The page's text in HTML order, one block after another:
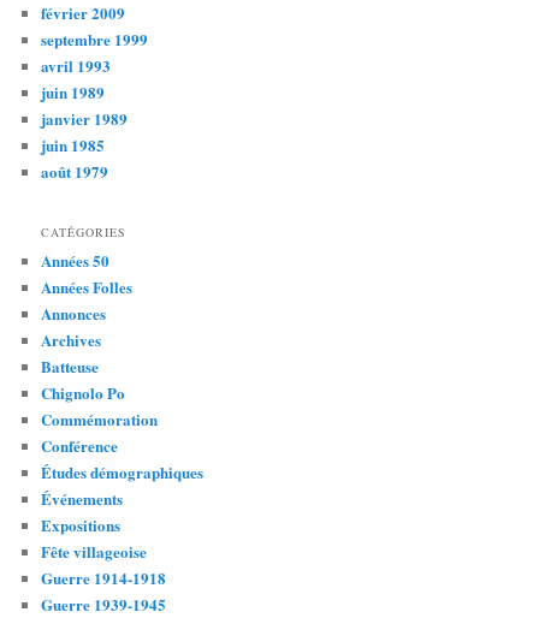
février 2009
septembre 1999
avril 1993
juin 1989
janvier 1989
juin 1985
août 1979
CATÉGORIES
Années 50
Années Folles
Annonces
Archives
Batteuse
Chignolo Po
Commémoration
Conférence
Études démographiques
Événements
Expositions
Fête villageoise
Guerre 1914-1918
Guerre 1939-1945